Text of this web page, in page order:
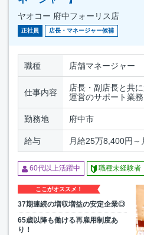
ヤオコー 府中フォーリス店
正社員 店長・マネージャー候補
職種 店舗マネージャー
仕事内容
店長・副店長と共
運営のサポート業務
勤務地 府中市
給与 月給25万8,400円～
60代以上活躍中 職種未経験者
ここがオススメ！
37期連続の増収増益の安定企業◎
65歳以降も働ける再雇用制度あ
り！